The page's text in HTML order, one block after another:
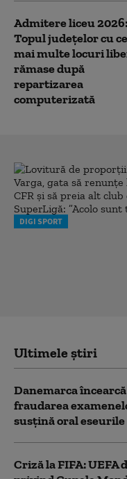
Admitere liceu 2026:
Topul județelor cu
mai multe locuri
rămase după
repartizarea
computerizată
DIGI SPORT
Ultimele știri
Danemarca
fraudarea
susţină oral eseurile
Criză la FIFA: